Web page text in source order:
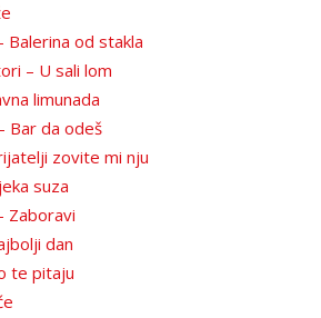
Balerina od stakla
– U sali lom
limunada
Bar da odeš
zovite mi nju
suza
Zaboravi
dan
te pitaju